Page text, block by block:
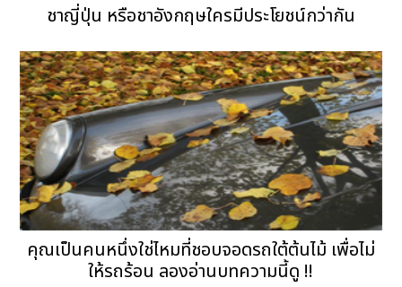
ชาญี่ปุ่น หรือชาอังกฤษใครมีประโยชน์กว่ากัน
คุณเป็นคนหนึ่งใช่ไหมที่ชอบจอดรถใต้ต้นไม้ เพื่อไม่
ให้รถร้อน ลองอ่านบทความนี้ดู !!